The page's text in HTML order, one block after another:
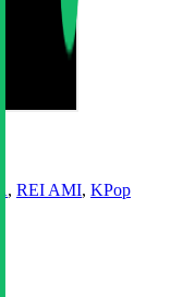
, REI AMI, KPop